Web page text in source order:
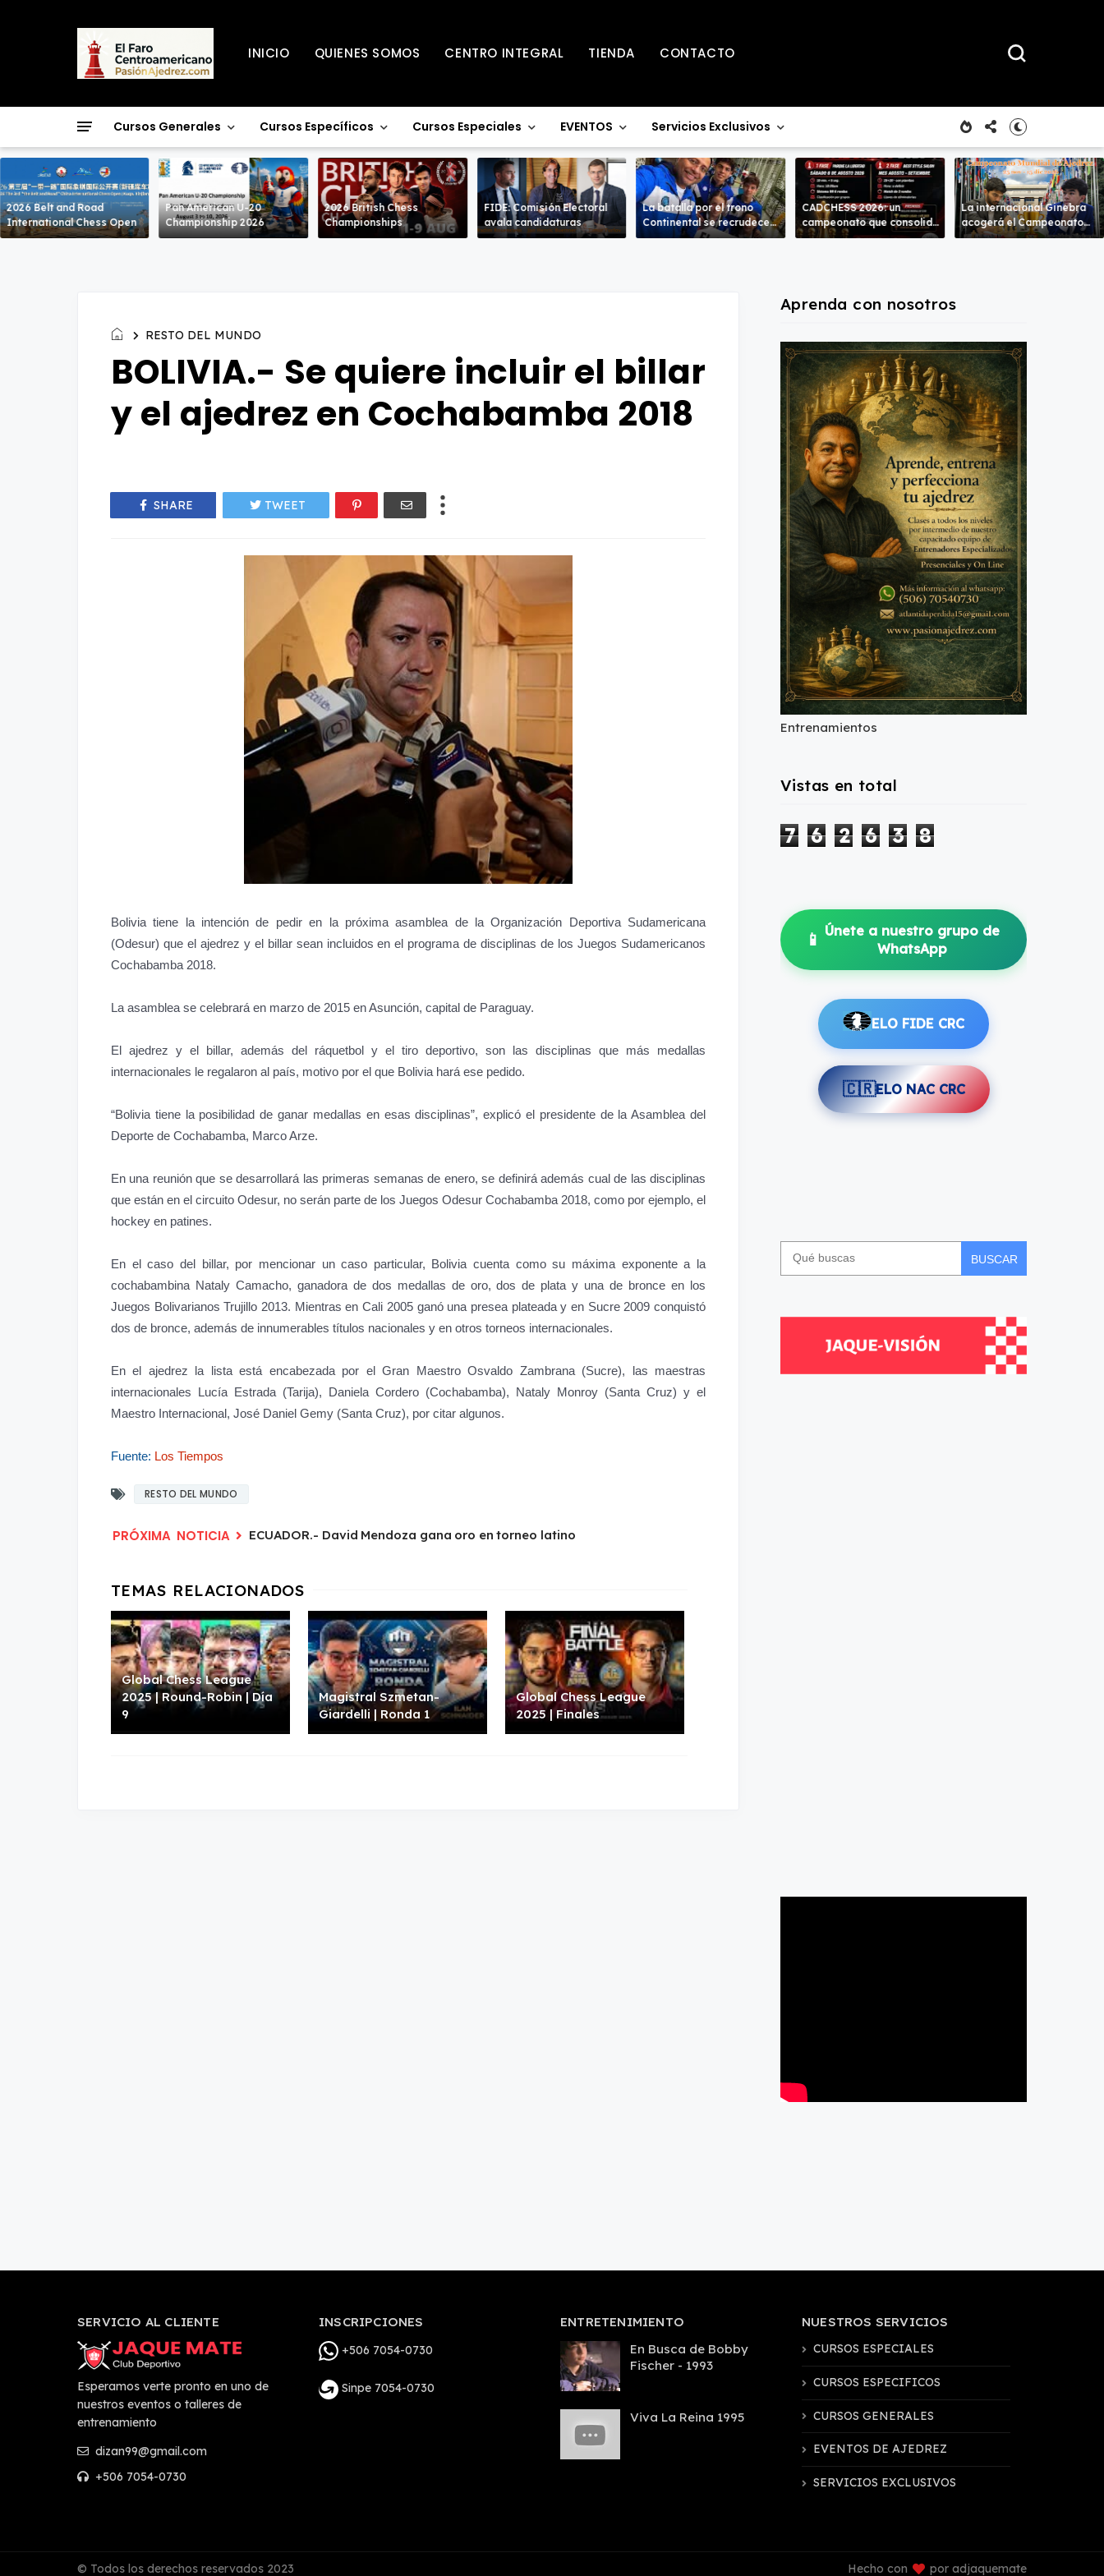
INICIO QUIENES SOMOS CENTRO INTEGRAL TIENDA CONTACTO
Cursos Generales Cursos Específicos Cursos Especiales EVENTOS Servicios Exclusivos
2026 Belt and Road
International Chess Open
Pan American U-20
Championship 2026
2026 British Chess
Championships
FIDE: Comisión Electoral
avala candidaturas
La batalla por el trono
Continental se recrudece
en la Sub-18 en ambas
CADCHESS 2026: un
campeonato que consolida
una nueva tradición en el
La internacional Ginebra
acogerá el Campeonato
del Mundo
RESTO DEL MUNDO
BOLIVIA.- Se quiere incluir el billar
y el ajedrez en Cochabamba 2018
SHARE TWEET
Bolivia tiene la intención de pedir en la próxima asamblea de la Organización Deportiva Sudamericana
(Odesur) que el ajedrez y el billar sean incluidos en el programa de disciplinas de los Juegos Sudamericanos
Cochabamba 2018.
La asamblea se celebrará en marzo de 2015 en Asunción, capital de Paraguay.
El ajedrez y el billar, además del ráquetbol y el tiro deportivo, son las disciplinas que más medallas
internacionales le regalaron al país, motivo por el que Bolivia hará ese pedido.
“Bolivia tiene la posibilidad de ganar medallas en esas disciplinas”, explicó el presidente de la Asamblea del
Deporte de Cochabamba, Marco Arze.
En una reunión que se desarrollará las primeras semanas de enero, se definirá además cual de las disciplinas
que están en el circuito Odesur, no serán parte de los Juegos Odesur Cochabamba 2018, como por ejemplo, el
hockey en patines.
En el caso del billar, por mencionar un caso particular, Bolivia cuenta como su máxima exponente a la
cochabambina Nataly Camacho, ganadora de dos medallas de oro, dos de plata y una de bronce en los
Juegos Bolivarianos Trujillo 2013. Mientras en Cali 2005 ganó una presea plateada y en Sucre 2009 conquistó
dos de bronce, además de innumerables títulos nacionales y en otros torneos internacionales.
En el ajedrez la lista está encabezada por el Gran Maestro Osvaldo Zambrana (Sucre), las maestras
internacionales Lucía Estrada (Tarija), Daniela Cordero (Cochabamba), Nataly Monroy (Santa Cruz) y el
Maestro Internacional, José Daniel Gemy (Santa Cruz), por citar algunos.
Fuente: Los Tiempos
RESTO DEL MUNDO
ECUADOR.- David Mendoza gana oro en torneo latino
Global Chess League
2025 | Round-Robin | Día
9
Magistral Szmetan-
Giardelli | Ronda 1
Global Chess League
2025 | Finales
Aprenda con nosotros
Entrenamientos
Vistas en total
7 6 2 6 3 8
📱 Únete a nuestro grupo de
WhatsApp
ELO FIDE CRC
🇨🇷ELO NAC CRC
BUSCAR
SERVICIO AL CLIENTE
Esperamos verte pronto en uno de
nuestros eventos o talleres de
entrenamiento
dizan99@gmail.com
+506 7054-0730
INSCRIPCIONES
+506 7054-0730
Sinpe 7054-0730
ENTRETENIMIENTO
En Busca de Bobby
Fischer - 1993
Viva La Reina 1995
NUESTROS SERVICIOS
CURSOS ESPECIALES
CURSOS ESPECIFICOS
CURSOS GENERALES
EVENTOS DE AJEDREZ
SERVICIOS EXCLUSIVOS
© Todos los derechos reservados 2023 Hecho con por adjaquemate